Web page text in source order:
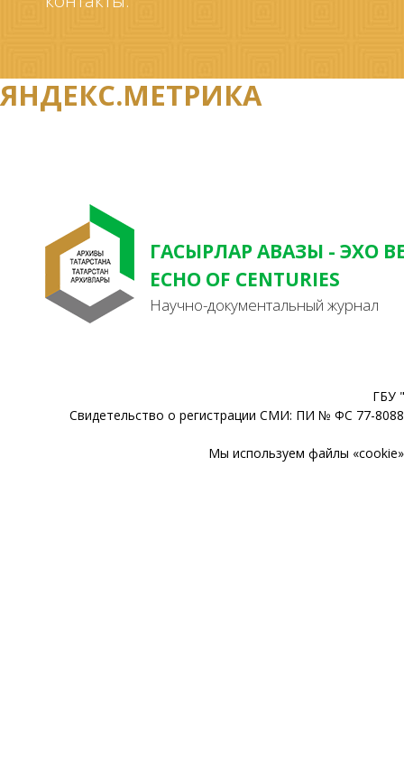
ЯНДЕКС.МЕТРИКА
ГАСЫРЛАР АВАЗЫ - ЭХО
ECHO OF CENTURIES
Научно-документальный журнал
ГБУ
Свидетельство о регистрации СМИ: ПИ № ФС 77-
Мы используем файлы «cookie»